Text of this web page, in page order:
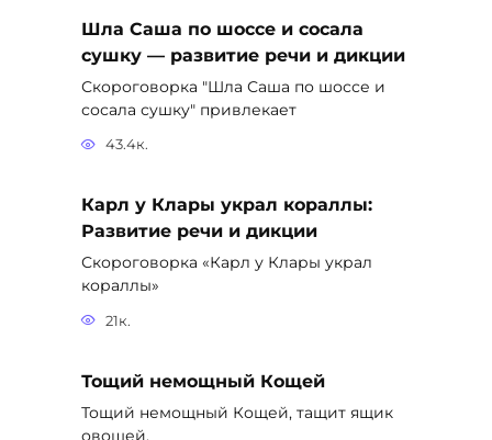
Шла Саша по шоссе и сосала
сушку — развитие речи и дикции
Скороговорка "Шла Саша по шоссе и
сосала сушку" привлекает
43.4к.
Карл у Клары украл кораллы:
Развитие речи и дикции
Скороговорка «Карл у Клары украл
кораллы»
21к.
Тощий немощный Кощей
Тощий немощный Кощей, тащит ящик
овощей.